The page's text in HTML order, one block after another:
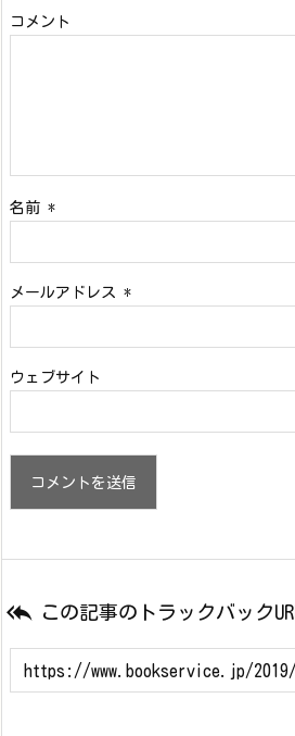
コメント
名前 *
メールアドレス *
ウェブサイト
 この記事のトラックバックURL